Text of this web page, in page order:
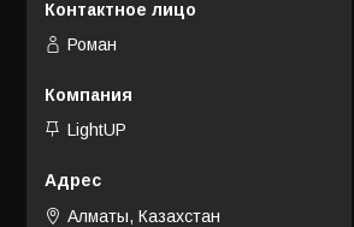
Роман
LightUP
Алматы, Казахстан